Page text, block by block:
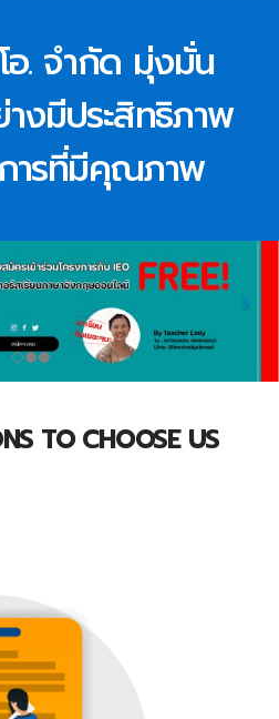
อ. จำกัด มุ่งมั่น
งมีประสิทธิภาพ
ารที่มีคุณภาพ
TO CHOOSE US